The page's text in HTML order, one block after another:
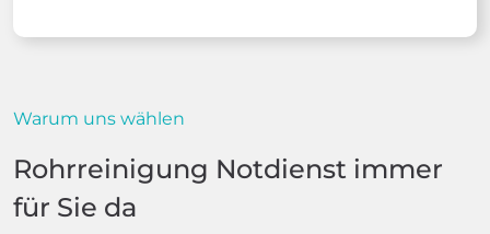
Warum uns wählen
Rohrreinigung Notdienst immer
für Sie da